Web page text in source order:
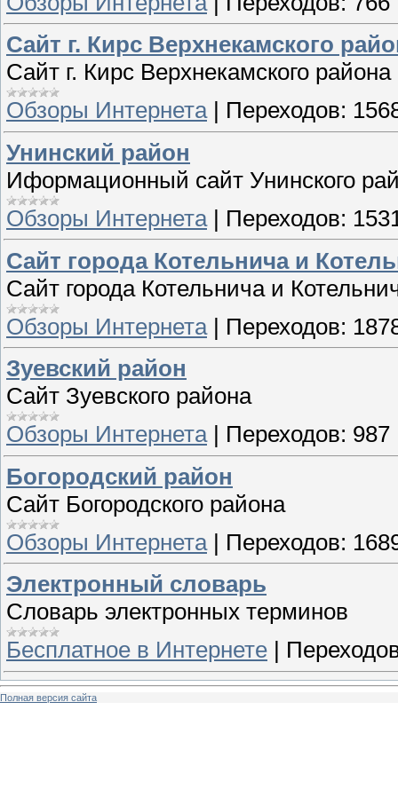
Сайт г. Кирс Верхнекамского
Сайт г. Кирс Верхнекамского района
Обзоры Интернета| Переходов:
Унинский район
Иформационный сайт Унинского
Обзоры Интернета| Переходов:
Сайт города Котельнича и
Сайт города Котельнича и
Обзоры Интернета | Переходов:
Зуевский район
Сайт Зуевского района
Обзоры Интернета| Переходов: 987
Богородский район
Сайт Богородского района
Обзоры Интернета| Переходов:
Электронный словарь
Словарь электронных терминов
Бесплатное в Интернете
Полная версия сайта